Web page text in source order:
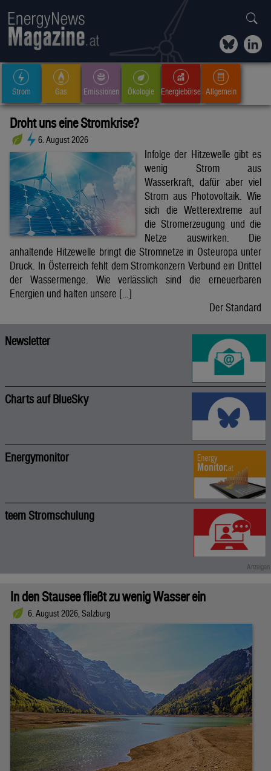
Strom Gas Emissionen Ökologie Energiebörse Allgemein
Droht uns eine Stromkrise?
6. August 2026
Infolge der Hitzewelle gibt es
wenig Strom aus
Wasserkraft, dafür aber viel
Strom aus Photovoltaik. Wie
sich die Wetterextreme auf
die Stromerzeugung und die
Netze auswirken. Die
anhaltende Hitzewelle bringt die Stromnetze in Osteuropa unter
Druck. In Österreich fehlt dem Stromkonzern Verbund ein Drittel
der Wassermenge. Wie verlässlich sind die erneuerbaren
Energien und halten unsere […]
Der Standard
Newsletter
Charts auf BlueSky
Energymonitor
teem Stromschulung
In den Stausee fließt zu wenig Wasser ein
6. August 2026, Salzburg